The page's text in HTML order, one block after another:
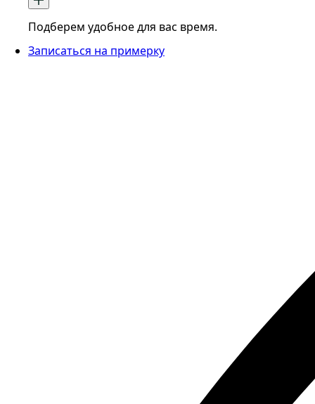
Подберем удобное для вас время.
Записаться на примерку